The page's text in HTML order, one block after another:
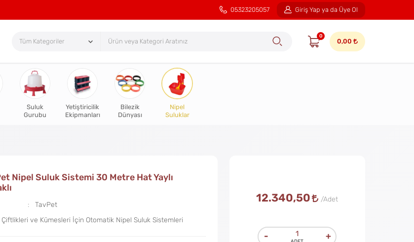
05323205057 Giriş Yap ya da Üye Ol
0
0,00
Suluk
Gurubu
Yetiştiricilik
Ekipmanları
Bilezik
Dünyası
Nipel
Suluklar
Nipel Suluk Sistemi 30 Metre Hat Yaylı
TavPet
Çiftlikleri ve Kümesleri İçin Otomatik Nipel Suluk Sistemleri
12.340,50
- +